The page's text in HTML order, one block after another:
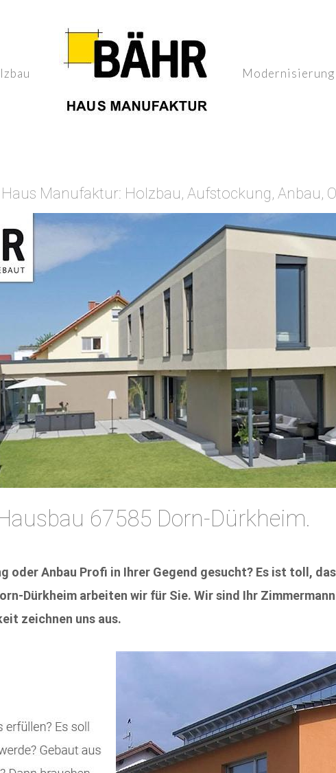
Modernisierung
Manufaktur: Holzbau, Aufstockung, Anbau,
67585 Dorn-Dürkheim.
oder Anbau Profi in Ihrer Gegend gesucht? Es ist toll,
Dürkheim arbeiten wir für Sie. Wir sind Ihr
zeichnen uns aus.